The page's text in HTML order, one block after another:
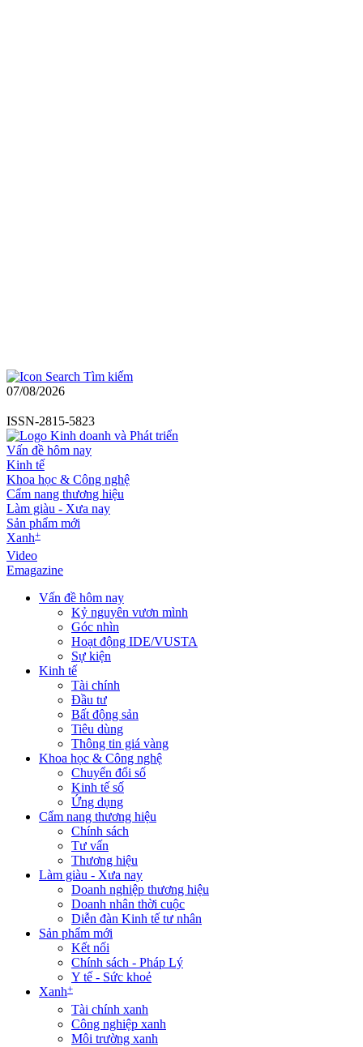
Tìm kiếm
07/08/2026
ISSN-2815-5823
Vấn đề hôm nay
Kinh tế
Khoa học & Công nghệ
Cẩm nang thương hiệu
Làm giàu - Xưa nay
Sản phẩm mới
Xanh+
Video
Emagazine
Vấn đề hôm nay
Kỷ nguyên vươn mình
Góc nhìn
Hoạt động IDE/VUSTA
Sự kiện
Kinh tế
Tài chính
Đầu tư
Bất động sản
Tiêu dùng
Thông tin giá vàng
Khoa học & Công nghệ
Chuyển đổi số
Kinh tế số
Ứng dụng
Cẩm nang thương hiệu
Chính sách
Tư vấn
Thương hiệu
Làm giàu - Xưa nay
Doanh nghiệp thương hiệu
Doanh nhân thời cuộc
Diễn đàn Kinh tế tư nhân
Sản phẩm mới
Kết nối
Chính sách - Pháp Lý
Y tế - Sức khoẻ
Xanh+
Tài chính xanh
Công nghiệp xanh
Môi trường xanh